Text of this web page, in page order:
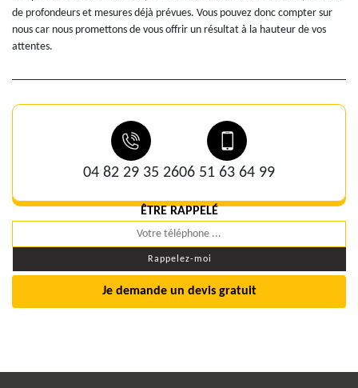
de profondeurs et mesures déjà prévues. Vous pouvez donc compter sur
nous car nous promettons de vous offrir un résultat à la hauteur de vos
attentes.
04 82 29 35 2606 51 63 64 99
ÊTRE RAPPELÉ
Je demande un devis gratuit